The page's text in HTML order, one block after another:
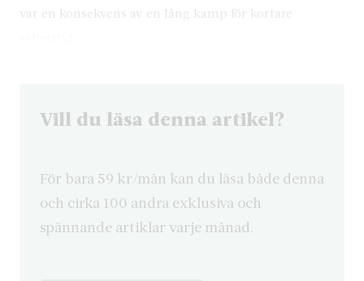
var en konsekvens av en lång kamp för kortare
Vill du läsa denna artikel?
För bara 59 kr/mån kan du läsa både denna
och cirka 100 andra exklusiva och
spännande artiklar varje månad.